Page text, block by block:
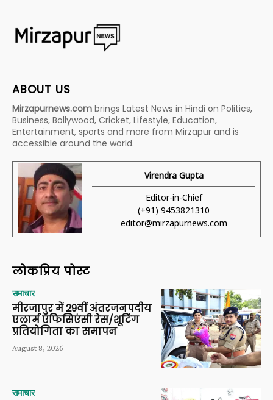
ABOUT US
Mirzapurnews.com brings Latest News in Hindi on Politics,
Business, Bollywood, Cricket, Lifestyle, Education,
Entertainment, sports and more from Mirzapur and is
accessible around the world.
Virendra Gupta
Editor-in-Chief
(+91) 9453821310
editor@mirzapurnews.com
लोकप्रिय पोस्ट
समाचार
मीरजापुर में 29वीं अंतरजनपदीय
एलार्म एफिसिएंसी रेस/शूटिंग
प्रतियोगिता का समापन
August 8, 2026
समाचार